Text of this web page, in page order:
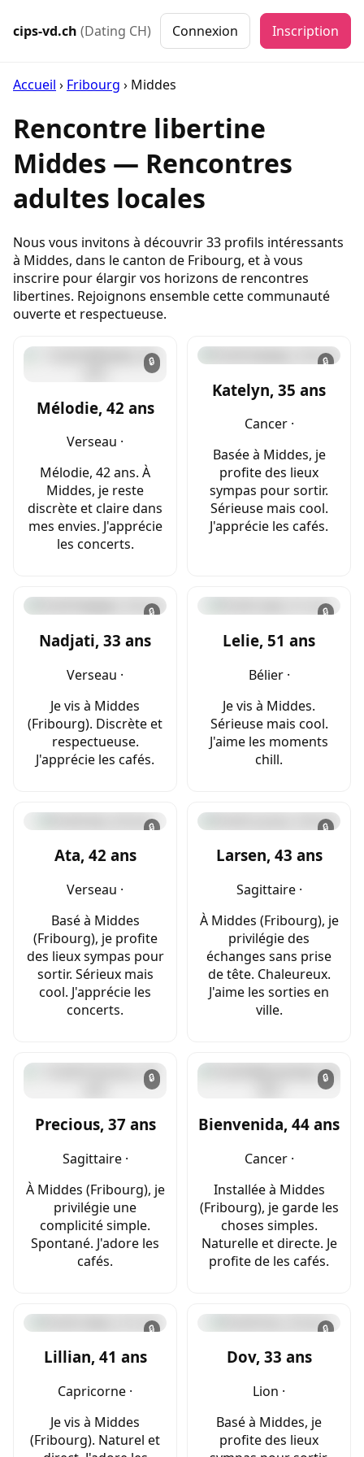
cips-vd.ch (Dating CH) Connexion Inscription
Accueil › Fribourg › Middes
Rencontre libertine
Middes — Rencontres
adultes locales
Nous vous invitons à découvrir 33 profils intéressants
à Middes, dans le canton de Fribourg, et à vous
inscrire pour élargir vos horizons de rencontres
libertines. Rejoignons ensemble cette communauté
ouverte et respectueuse.
🔒
Mélodie, 42 ans
Verseau ·
Mélodie, 42 ans. À
Middes, je reste
discrète et claire dans
mes envies. J'apprécie
les concerts.
🔒
Katelyn, 35 ans
Cancer ·
Basée à Middes, je
profite des lieux
sympas pour sortir.
Sérieuse mais cool.
J'apprécie les cafés.
🔒
Nadjati, 33 ans
Verseau ·
Je vis à Middes
(Fribourg). Discrète et
respectueuse.
J'apprécie les cafés.
🔒
Lelie, 51 ans
Bélier ·
Je vis à Middes.
Sérieuse mais cool.
J'aime les moments
chill.
🔒
Ata, 42 ans
Verseau ·
Basé à Middes
(Fribourg), je profite
des lieux sympas pour
sortir. Sérieux mais
cool. J'apprécie les
concerts.
🔒
Larsen, 43 ans
Sagittaire ·
À Middes (Fribourg), je
privilégie des
échanges sans prise
de tête. Chaleureux.
J'aime les sorties en
ville.
🔒
Precious, 37 ans
Sagittaire ·
À Middes (Fribourg), je
privilégie une
complicité simple.
Spontané. J'adore les
cafés.
🔒
Bienvenida, 44 ans
Cancer ·
Installée à Middes
(Fribourg), je garde les
choses simples.
Naturelle et directe. Je
profite de les cafés.
🔒
Lillian, 41 ans
Capricorne ·
Je vis à Middes
(Fribourg). Naturel et
🔒
Dov, 33 ans
Lion ·
Basé à Middes, je
profite des lieux